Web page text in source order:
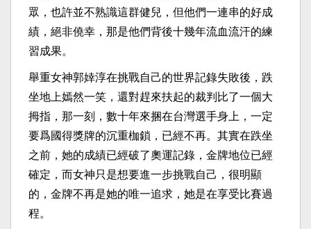
眾，也許並不熟識這群健兒，但他們一連串的好成
績，絕非僥幸，那是他們背後十幾年流血流汗的練
習成果。
舉重女神郭婞淳在挑戰自己的世界記錄失敗後，跌
坐地上嫣然一笑，還對趕來扶起的裁判比了一個大
拇指，那一刻，數十年來捆在台灣選手身上，一定
要爲國得獎牌的沉重枷鎖，已經不再。其實在跌坐
之前，她的成績已經破了奧運記錄，金牌地位已經
確定，而女神只是想要進一步挑戰自己，很明顯
的，金牌不再是她的唯一追求，她是在享受比賽過
程。